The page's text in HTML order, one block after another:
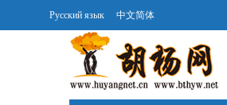
Русский язык 中文简体